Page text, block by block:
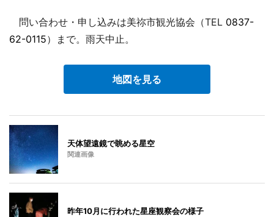
問い合わせ・申し込みは美祢市観光協会（TEL 0837-
62-0115）まで。雨天中止。
地図を見る
天体望遠鏡で眺める星空
関連画像
昨年10月に行われた星座観察会の様子